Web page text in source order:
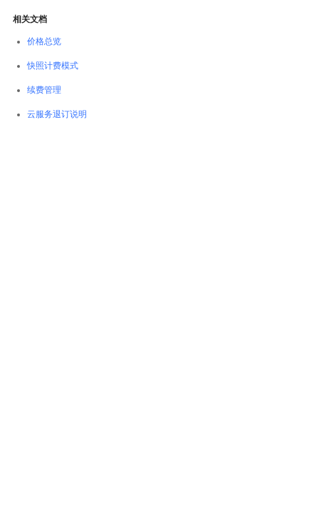
相关文档
价格总览
快照计费模式
续费管理
云服务退订说明